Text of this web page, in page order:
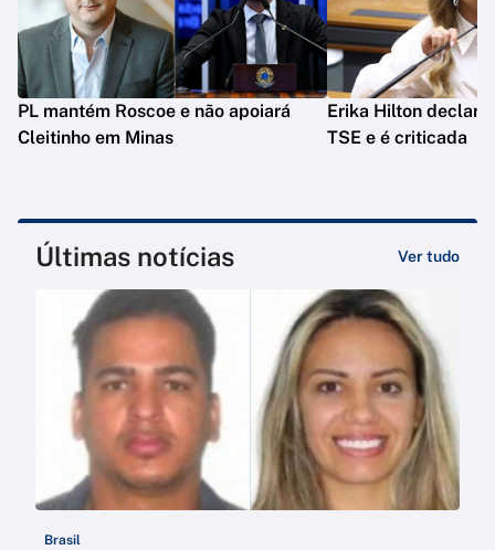
PL mantém Roscoe e não apoiará
Cleitinho em Minas
Erika Hilton declara
TSE e é criticada
Últimas notícias Ver tudo
Brasil